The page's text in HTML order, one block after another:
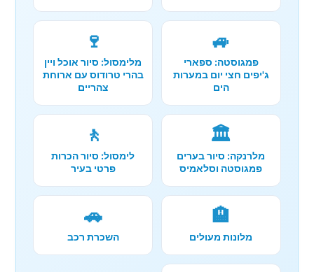
🚙
פמגוסטה: ספארי
ג'יפים חצי יום במערות
הים
🍷
מלימסול: סיור אוכל ויין
בהרי טרודוס עם ארוחת
צהריים
🏛️
מלרנקה: סיור בערים
פמגוסטה וסלאמיס
🚶
לימסול: סיור הכרות
פרטי בעיר
🏨
מלונות מעולים
🚗
השכרת רכב